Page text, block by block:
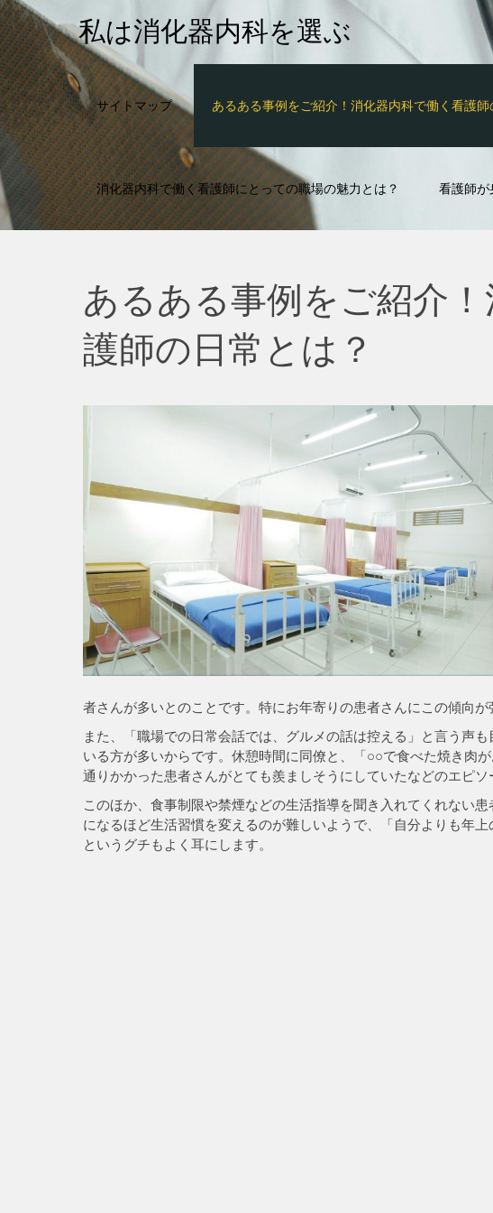
Skip
to
content
私は消化器内科を選ぶ
サイトマップ あるある事例をご紹介！消化器内科で働く看護師
消化器内科で働く看護師にとっての職場の魅力とは？ 看護師が
あるある事例をご紹介
護師の日常とは？
者さんが多いとのことです。特にお年寄りの患者さんにこの傾向
また、「職場での日常会話では、グルメの話は控える」と言う声
いる方が多いからです。休憩時間に同僚と、「○○で食べた焼き肉
通りかかった患者さんがとても羨ましそうにしていたなどのエピソ
このほか、食事制限や禁煙などの生活指導を聞き入れてくれない
になるほど生活習慣を変えるのが難しいようで、「自分よりも年
というグチもよく耳にします。